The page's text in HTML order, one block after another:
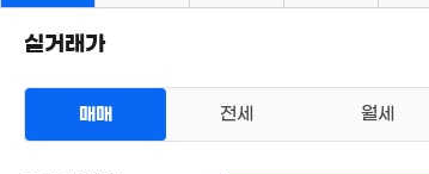
실거래가
매매 전세 월세